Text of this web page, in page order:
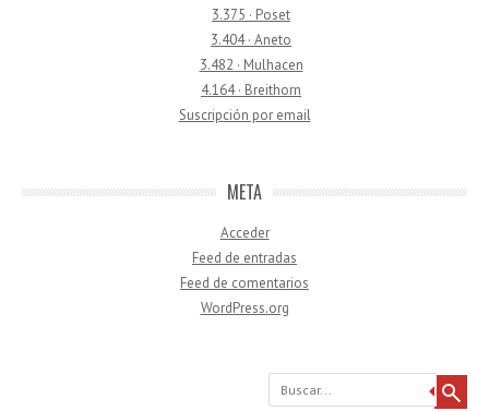
3.375 · Poset
3.404 · Aneto
3.482 · Mulhacen
4.164 · Breithorn
Suscripción por email
META
Acceder
Feed de entradas
Feed de comentarios
WordPress.org
Buscar